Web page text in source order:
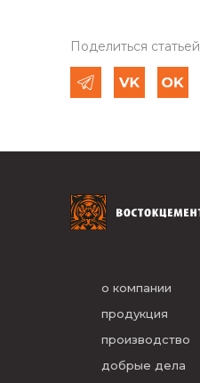
Поделиться статьей
о компании
продукция
производство
добрые дела